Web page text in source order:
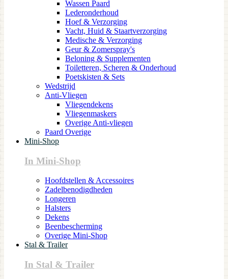
Wassen Paard
Lederonderhoud
Hoef & Verzorging
Vacht, Huid & Staartverzorging
Medische & Verzorging
Geur & Zomerspray's
Beloning & Supplementen
Toiletteren, Scheren & Onderhoud
Poetskisten & Sets
Wedstrijd
Anti-Vliegen
Vliegendekens
Vliegenmaskers
Overige Anti-vliegen
Paard Overige
Mini-Shop
In Mini-Shop
Hoofdstellen & Accessoires
Zadelbenodigdheden
Longeren
Halsters
Dekens
Beenbescherming
Overige Mini-Shop
Stal & Trailer
In Stal & Trailer